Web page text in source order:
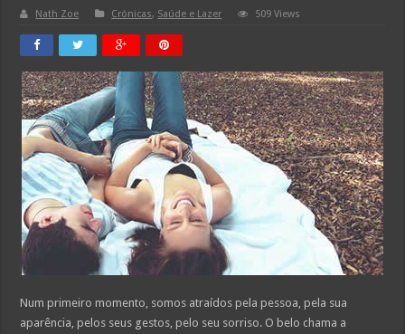
Nath Zoe Crónicas, Saúde e Lazer 509 Views
Num primeiro momento, somos atraídos pela pessoa, pela sua
aparência, pelos seus gestos, pelo seu sorriso. O belo chama a